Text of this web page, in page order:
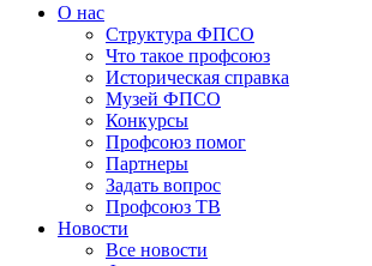
О нас
Структура ФПСО
Что такое профсоюз
Историческая справка
Музей ФПСО
Конкурсы
Профсоюз помог
Партнеры
Задать вопрос
Профсоюз ТВ
Новости
Все новости